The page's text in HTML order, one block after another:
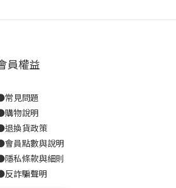
員權益
常見問題
購物說明
退換貨政策
會員點數與說明
隱私條款與細則
反詐騙聲明